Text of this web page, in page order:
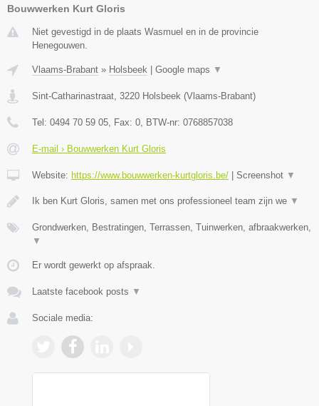
Bouwwerken Kurt Gloris
Niet gevestigd in de plaats Wasmuel en in de provincie
Henegouwen.
Vlaams-Brabant » Holsbeek | Google maps ▼
Sint-Catharinastraat 3220 Holsbeek (Vlaams-Brabant)
Tel: 0494 70 59 05 , Fax: 0 , BTW-nr: 0768857038
E-mail › Bouwwerken Kurt Gloris
Website: https://www.bouwwerken-kurtgloris.be/ | Screenshot ▼
Ik ben Kurt Gloris, samen met ons professioneel team zijn we ▼
Grondwerken, Bestratingen, Terrassen, Tuinwerken, afbraakwerken,
▼
Er wordt gewerkt op afspraak.
Laatste facebook posts ▼
Sociale media: